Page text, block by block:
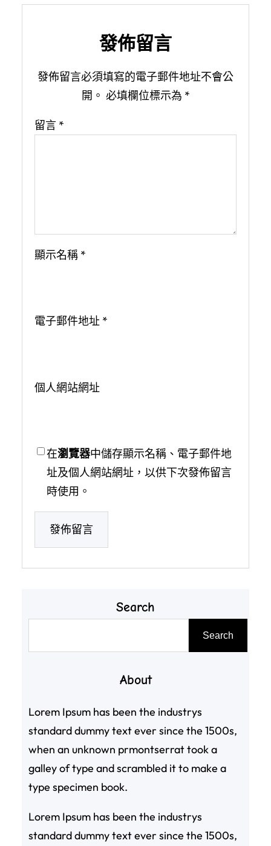
發佈留言
發佈留言必須填寫的電子郵件地址不會公
開。 必填欄位標示為 *
留言 *
顯示名稱 *
電子郵件地址 *
個人網站網址
在瀏覽器中儲存顯示名稱、電子郵件地
址及個人網站網址，以供下次發佈留言
時使用。
Search
Search
About
Lorem Ipsum has been the industrys
standard dummy text ever since the 1500s,
when an unknown prmontserrat took a
galley of type and scrambled it to make a
type specimen book.
Lorem Ipsum has been the industrys
standard dummy text ever since the 1500s,